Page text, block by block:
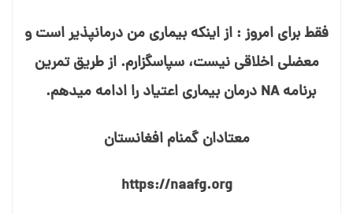
فقط برای امروز : از اینکه بیماری من درمان⁯پذیر است و
معضلی اخلاقی نیست، سپاسگزارم. از طریق تمرین
برنامه NA درمان بیماری اعتیاد را ادامه می⁯دهم.
معتادان گمنام افغانستان
https://naafg.org